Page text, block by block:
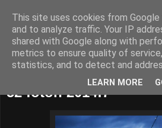
52adventures
52 foton 2014:7
This site uses cookies from
and to analyze traffic. Your IP
shared with Google along with
metrics to ensure quality of
statistics, and to detect and
LEARN MORE